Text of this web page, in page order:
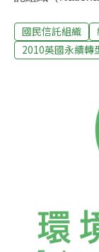
問，體驗其打
環境資訊協會的
織經營模式，
了瞭解英國在
室，作為此行造
（Sue Cassell
（Heelis），是
Potter，《小兔
組織合作，致
國衛報於2007年
國民信託組織
2010英國永續轉